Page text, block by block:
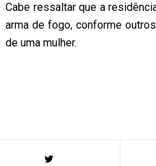
Cabe ressaltar que a
arma de fogo, conforme
de uma mulher.